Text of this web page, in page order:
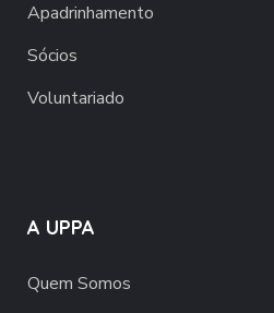
Apadrinhamento
Sócios
Voluntariado
A UPPA
Quem Somos